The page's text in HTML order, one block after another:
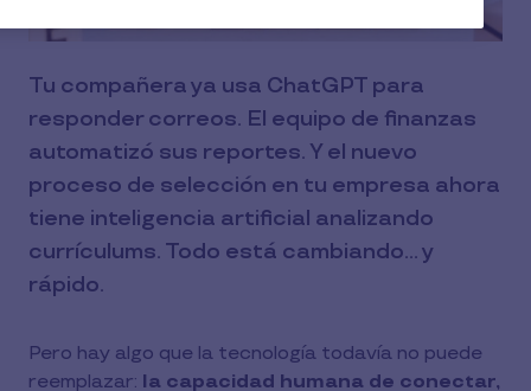
Tu compañera ya usa ChatGPT para
responder correos. El equipo de finanzas
automatizó sus reportes. Y el nuevo
proceso de selección en tu empresa ahora
tiene inteligencia artificial analizando
currículums. Todo está cambiando... y
rápido.
Pero hay algo que la tecnología todavía no puede
reemplazar: la capacidad humana de conectar,